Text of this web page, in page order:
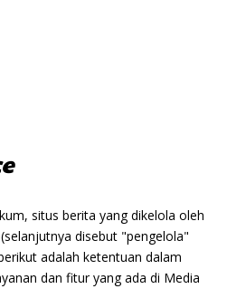
situs berita yang dikelola oleh
disebut "pengelola"
adalah ketentuan dalam
dan fitur yang ada di Media